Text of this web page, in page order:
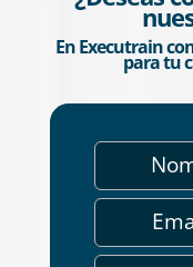
En Executrain
para tu